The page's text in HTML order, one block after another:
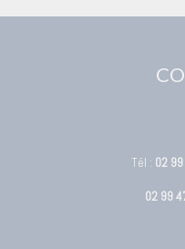
Tél : 02
02 99